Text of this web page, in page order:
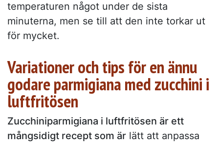
temperaturen något under de sista
minuterna, men se till att den inte torkar ut
för mycket.
Variationer och tips för en ännu
godare parmigiana med zucchini i
luftfritösen
Zucchiniparmigiana i luftfritösen är ett
mångsidigt recept som är lätt att anpassa